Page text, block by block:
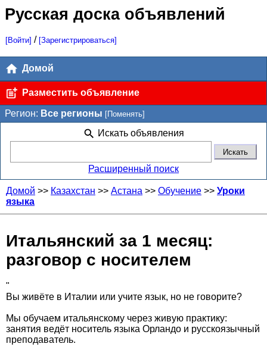
Русская доска объявлений
[Войти] / [Зарегистрироваться]
Домой
Разместить объявление
Регион: Все регионы [Поменять]
Искать объявления
Расширенный поиск
Домой >> Казахстан >> Астана >> Обучение >> Уроки
языка
Итальянский за 1 месяц:
разговор с носителем
"
Вы живёте в Италии или учите язык, но не говорите?
Мы обучаем итальянскому через живую практику:
занятия ведёт носитель языка Орландо и русскоязычный
преподаватель.